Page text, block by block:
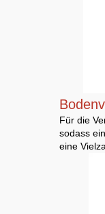
Für die
sodass
eine